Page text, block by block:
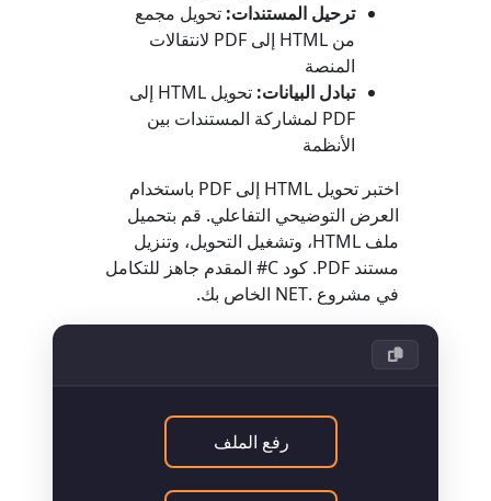
ترحيل المستندات: تحويل مجمع
من HTML إلى PDF لانتقالات
المنصة
تبادل البيانات:
تحويل HTML إلى
PDF لمشاركة المستندات بين
الأنظمة
اختبر تحويل HTML إلى PDF باستخدام
العرض التوضيحي التفاعلي. قم بتحميل
ملف HTML، وتشغيل التحويل، وتنزيل
مستند PDF. كود C# المقدم جاهز للتكامل
في مشروع .NET الخاص بك.
رفع الملف